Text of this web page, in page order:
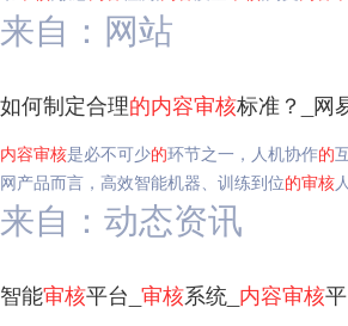
来自：网站
如何制定合理的内容审核标准？_网
内容审核是必不可少的环节之一，人机协作的
网产品而言，高效智能机器、训练到位的审核
来自：动态资讯
智能审核平台_ 审核系统_ 内容审核平